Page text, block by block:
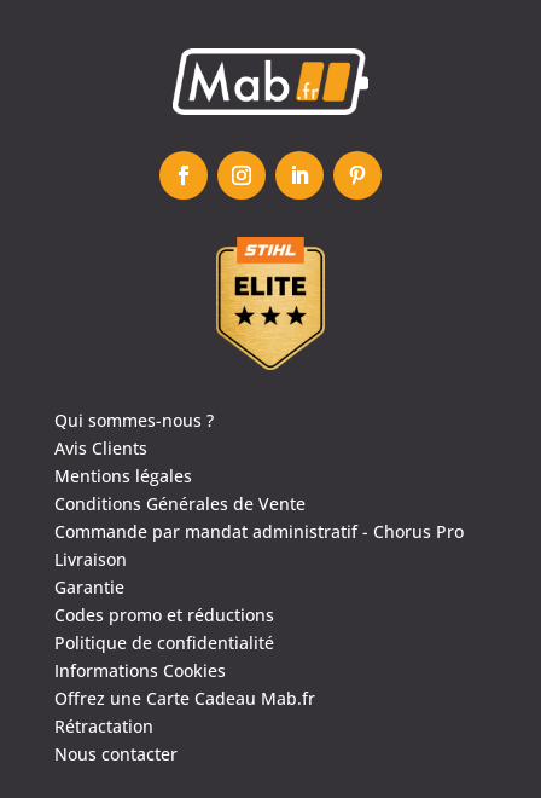
Qui sommes-nous ?
Avis Clients
Mentions légales
Conditions Générales de Vente
Commande par mandat administratif - Chorus Pro
Livraison
Garantie
Codes promo et réductions
Politique de confidentialité
Informations Cookies
Offrez une Carte Cadeau Mab.fr
Rétractation
Nous contacter